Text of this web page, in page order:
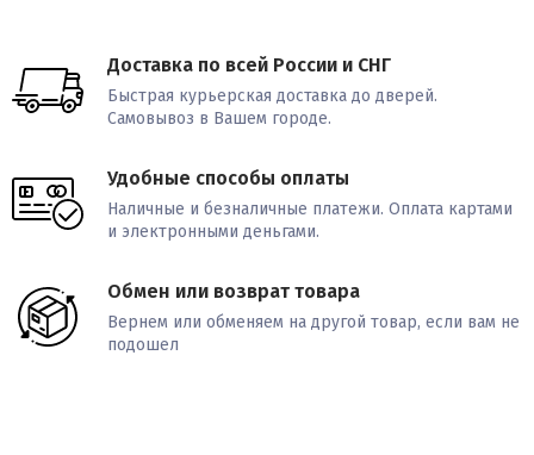
Доставка по всей России и СНГ
Быстрая курьерская доставка до дверей.
Самовывоз в Вашем городе.
Удобные способы оплаты
Наличные и безналичные платежи. Оплата картами
и электронными деньгами.
Обмен или возврат товара
Вернем или обменяем на другой товар, если вам не
подошел